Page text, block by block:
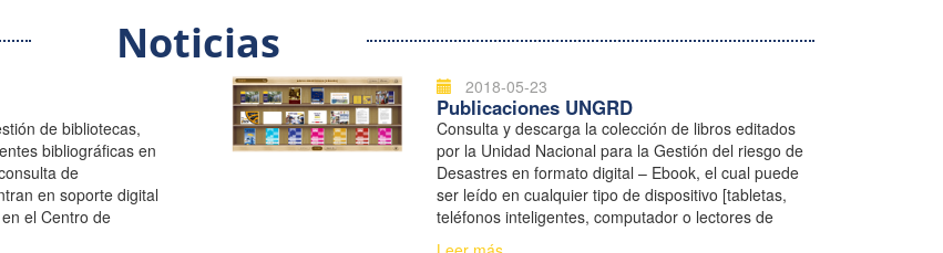
Noticias
de bibliotecas,
bibliográficas en
de
en soporte digital
el Centro de
2018-05-23
Publicaciones UNGRD
Consulta y descarga la colección de libros editados
por la Unidad Nacional para la Gestión del riesgo de
Desastres en formato digital – Ebook, el cual puede
ser leído en cualquier tipo de dispositivo [tabletas,
teléfonos inteligentes, computador o lectores de
libros electrónicos].